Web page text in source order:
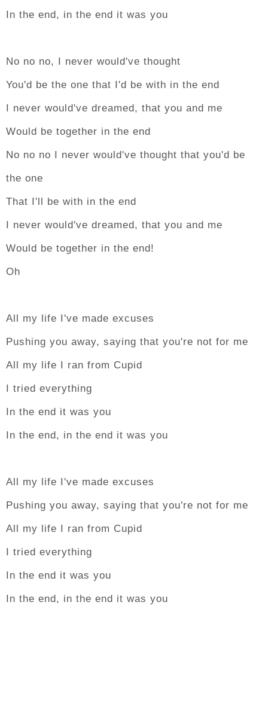
In the end, in the end it was you
No no no, I never would've thought
You'd be the one that I'd be with in the end
I never would've dreamed, that you and me
Would be together in the end
No no no I never would've thought that you'd be
the one
That I'll be with in the end
I never would've dreamed, that you and me
Would be together in the end!
Oh
All my life I've made excuses
Pushing you away, saying that you're not for me
All my life I ran from Cupid
I tried everything
In the end it was you
In the end, in the end it was you
All my life I've made excuses
Pushing you away, saying that you're not for me
All my life I ran from Cupid
I tried everything
In the end it was you
In the end, in the end it was you